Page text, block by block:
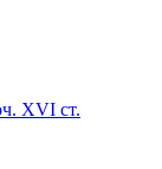
XVI ст.